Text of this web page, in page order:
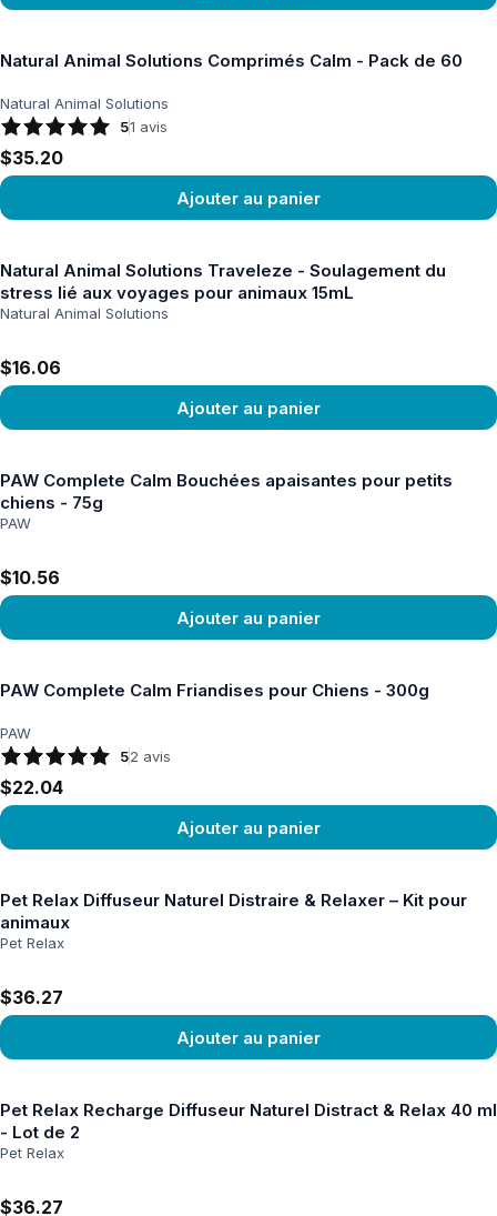
Natural Animal Solutions Comprimés Calm - Pack de 60
Natural Animal Solutions
51 avis
$35.20
Ajouter au panier
Natural Animal Solutions Traveleze - Soulagement du
stress lié aux voyages pour animaux 15mL
Natural Animal Solutions
$16.06
Ajouter au panier
PAW Complete Calm Bouchées apaisantes pour petits
chiens - 75g
PAW
$10.56
Ajouter au panier
PAW Complete Calm Friandises pour Chiens - 300g
PAW
52 avis
$22.04
Ajouter au panier
Pet Relax Diffuseur Naturel Distraire & Relaxer – Kit pour
animaux
Pet Relax
$36.27
Ajouter au panier
Pet Relax Recharge Diffuseur Naturel Distract & Relax 40 ml
- Lot de 2
Pet Relax
$36.27